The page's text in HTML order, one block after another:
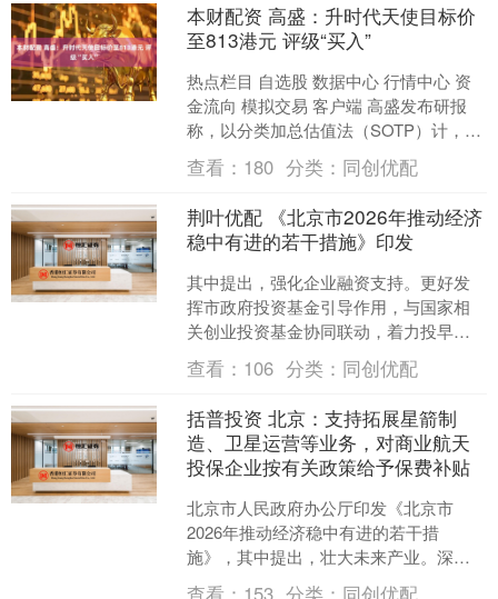
本财配资 高盛：升时代天使目标价
至813港元 评级“买入”
热点栏目 自选股 数据中心 行情中心 资
金流向 模拟交易 客户端 高盛发布研报
称，以分类加总估值法（SOTP）计，将
时代天使（06699）目标价由78.8港元
升....
查看： 180 分类： 同创优配
荆叶优配 《北京市2026年推动经济
稳中有进的若干措施》印发
其中提出，强化企业融资支持。更好发
挥市政府投资基金引导作用，与国家相
关创业投资基金协同联动，着力投早、
投小、投长期、投硬科技。完善支持小
微企业融资协调工作机制，....
查看： 106 分类： 同创优配
括普投资 北京：支持拓展星箭制
造、卫星运营等业务，对商业航天
投保企业按有关政策给予保费补贴
北京市人民政府办公厅印发《北京市
2026年推动经济稳中有进的若干措
施》，其中提出，壮大未来产业。深化
未来产业投入增长机制，科技、经济和